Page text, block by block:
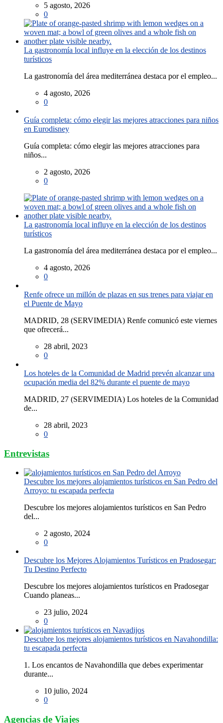
5 agosto, 2026
0
La gastronomía local influye en la elección de los destinos
turísticos
La gastronomía del área mediterránea destaca por el empleo...
4 agosto, 2026
0
Guía completa: cómo elegir las mejores atracciones para niños
en Eurodisney
Guía completa: cómo elegir las mejores atracciones para
niños...
2 agosto, 2026
0
La gastronomía local influye en la elección de los destinos
turísticos
La gastronomía del área mediterránea destaca por el empleo...
4 agosto, 2026
0
Renfe ofrece un millón de plazas en sus trenes para viajar en
el Puente de Mayo
MADRID, 28 (SERVIMEDIA) Renfe comunicó este viernes
que ofrecerá...
28 abril, 2023
0
Los hoteles de la Comunidad de Madrid prevén alcanzar una
ocupación media del 82% durante el puente de mayo
MADRID, 27 (SERVIMEDIA) Los hoteles de la Comunidad
de...
28 abril, 2023
0
Entrevistas
Descubre los mejores alojamientos turísticos en San Pedro del
Arroyo: tu escapada perfecta
Descubre los mejores alojamientos turísticos en San Pedro
del...
2 agosto, 2024
0
Descubre los Mejores Alojamientos Turísticos en Pradosegar:
Tu Destino Perfecto
Descubre los mejores alojamientos turísticos en Pradosegar
Cuando planeas...
23 julio, 2024
0
Descubre los mejores alojamientos turísticos en Navahondilla:
tu escapada perfecta
1. Los encantos de Navahondilla que debes experimentar
durante...
10 julio, 2024
0
Agencias de Viajes